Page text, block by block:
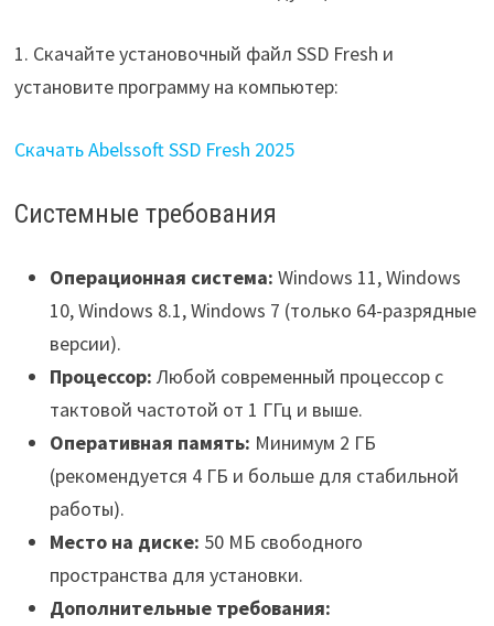
1. Скачайте установочный файл SSD Fresh и
установите программу на компьютер:
Скачать Abelssoft SSD Fresh 2025
Системные требования
Операционная система: Windows 11, Windows
10, Windows 8.1, Windows 7 (только 64-разрядные
версии).
Процессор: Любой современный процессор с
тактовой частотой от 1 ГГц и выше.
Оперативная память: Минимум 2 ГБ
(рекомендуется 4 ГБ и больше для стабильной
работы).
Место на диске: 50 МБ свободного
пространства для установки.
Дополнительные требования: